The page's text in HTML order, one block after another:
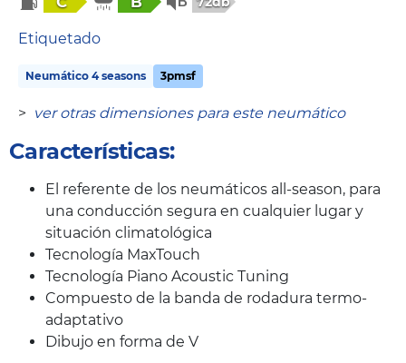
Etiquetado
Neumático 4 seasons 3pmsf
> ver otras dimensiones para este neumático
Características:
El referente de los neumáticos all-season, para
una conducción segura en cualquier lugar y
situación climatológica
Tecnología MaxTouch
Tecnología Piano Acoustic Tuning
Compuesto de la banda de rodadura termo-
adaptativo
Dibujo en forma de V